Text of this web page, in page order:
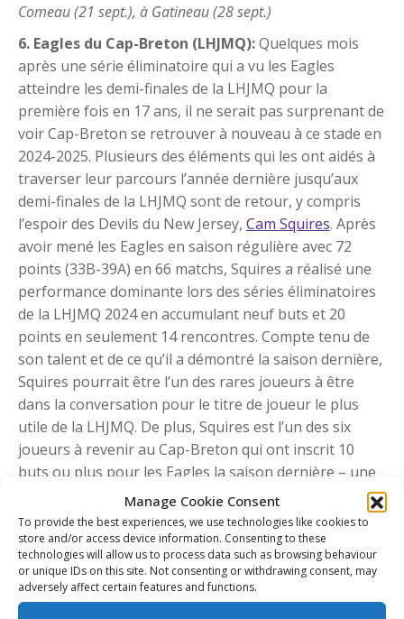
Manage Cookie Consent
To provide the best experiences, we use technologies like cookies to
store and/or access device information. Consenting to these
technologies will allow us to process data such as browsing behaviour
or unique IDs on this site. Not consenting or withdrawing consent, may
adversely affect certain features and functions.
Comeau (21 sept.), à Gatineau (28 sept.)
6. Eagles du Cap-Breton (LHJMQ):Quelques mois
après une série éliminatoire qui a vu les Eagles
atteindre les demi-finales de la LHJMQ pour la
première fois en 17 ans, il ne serait pas surprenant de
voir Cap-Breton se retrouver à nouveau à ce stade en
2024-2025. Plusieurs des éléments qui les ont aidés à
traverser leur parcours l’année dernière jusqu’aux
demi-finales de la LHJMQ sont de retour, y compris
l’espoir des Devils du New Jersey, Cam Squires. Après
avoir mené les Eagles en saison régulière avec 72
points (33B-39A) en 66 matchs, Squires a réalisé une
performance dominante lors des séries éliminatoires
de la LHJMQ 2024 en accumulant neuf buts et 20
points en seulement 14 rencontres. Compte tenu de
son talent et de ce qu’il a démontré la saison dernière,
Squires pourrait être l’un des rares joueurs à être
dans la conversation pour le titre de joueur le plus
utile de la LHJMQ. De plus, Squires est l’un des six
joueurs à revenir au Cap-Breton qui ont inscrit 10
buts ou plus pour les Eagles la saison dernière – une
liste qui inclut le marqueur de 30 butsOlivier Houde et
l’attaquant vétéranJacob Newcombe, qui a enregistré
24 points (11B-23A) en seulement 26 matchs après
avoir manqué du temps pour recevoir du traitement
pour son lymphome non hodgkinien. Ancien choix
numéro un au repêchage de la LHJMQ,Tomas Lavoie